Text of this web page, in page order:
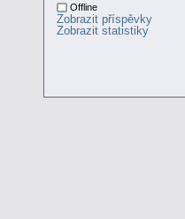
Offline
Zobrazit příspěvky
Zobrazit statistiky